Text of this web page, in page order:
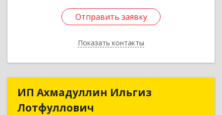
Отправить заявку
Показать контакты
Отправить заявку
Назад
ИП Ахмадуллин Ильгиз
Лотфуллович
ИП Ахмадуллин Ильгиз